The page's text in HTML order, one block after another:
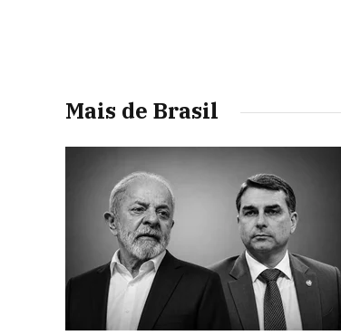
Mais de Brasil